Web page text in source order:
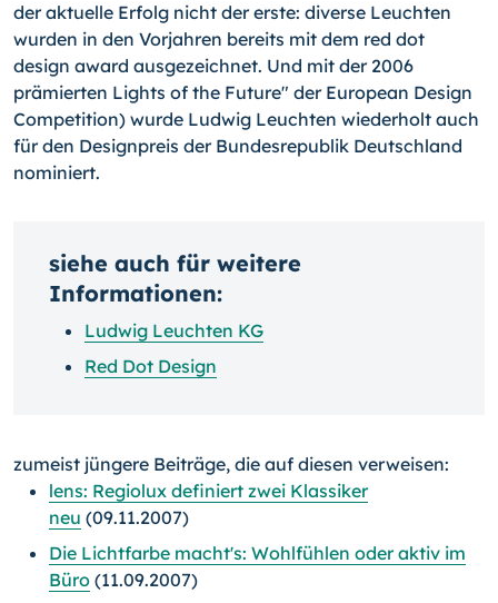
der aktuelle Erfolg nicht der erste: diverse Leuchten
wurden in den Vorjahren bereits mit dem red dot
design award ausgezeichnet. Und mit der 2006
prämierten Lights of the Future" der European Design
Competition) wurde Ludwig Leuchten wiederholt auch
für den Designpreis der Bundesrepublik Deutschland
nominiert.
siehe auch für weitere
Informationen:
Ludwig Leuchten KG
Red Dot Design
zumeist jüngere Beiträge, die auf diesen verweisen:
lens: Regiolux definiert zwei Klassiker
neu (09.11.2007)
Die Lichtfarbe macht's: Wohlfühlen oder aktiv im
Büro (11.09.2007)